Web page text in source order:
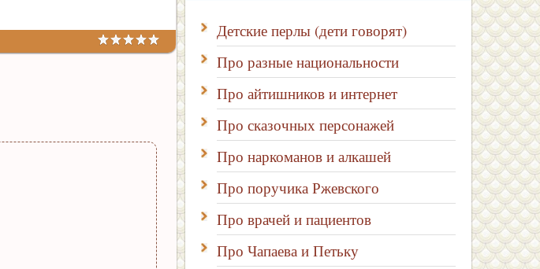
Детские перлы (дети говорят)
Про разные национальности
Про айтишников и интернет
Про сказочных персонажей
Про наркоманов и алкашей
Про поручика Ржевского
Про врачей и пациентов
Про Чапаева и Петьку